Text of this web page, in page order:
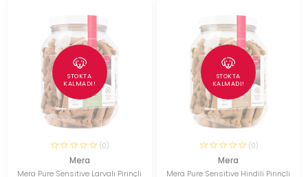
STOKTA
KALMADI!
(0)
Mera
Mera Pure Sensitive Larvalı Pirinçli
STOKTA
KALMADI!
(0)
Mera
Mera Pure Sensitive Hindili Pirinçli